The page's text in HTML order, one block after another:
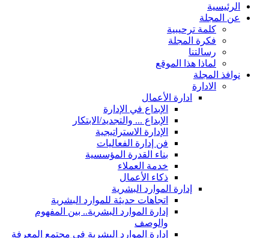
الرئيسية
عن المجلة
كلمة ترحيبية
فكرة المجلة
رسالتنا
لماذا هذا الموقع
نوافذ المجلة
الادارة
ادارة الأعمال
الإبداع في الإدارة
الإبداع ... والتجديد/الابتكار
الإدارة الاستراتيجية
فن إدارة الفعاليات
بناء القدرة المؤسسية
خدمة العملاء
ذكاء الأعمال
إدارة الموارد البشرية
اتجاهات حديثة للموارد البشرية
إدارة الموارد البشرية.. بين المفهوم
والوصف
إدارة الموارد البشرية في مجتمع المعرفة